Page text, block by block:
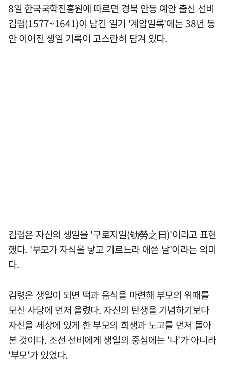
8일 한국국학진흥원에 따르면 경북 안동 예안 출신 선비
김령(1577~1641)이 남긴 일기 '계암일록'에는 38년 동
안 이어진 생일 기록이 고스란히 담겨 있다.
김령은 자신의 생일을 '구로지일(劬勞之日)'이라고 표현
했다. '부모가 자식을 낳고 기르느라 애쓴 날'이라는 의미
다.
김령은 생일이 되면 떡과 음식을 마련해 부모의 위패를
모신 사당에 먼저 올렸다. 자신의 탄생을 기념하기보다
자신을 세상에 있게 한 부모의 희생과 노고를 먼저 돌아
본 것이다. 조선 선비에게 생일의 중심에는 '나'가 아니라
'부모'가 있었다.